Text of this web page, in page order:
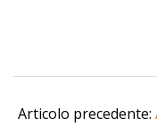
08-
Articolo precedente: